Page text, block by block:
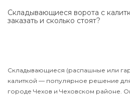
Складывающиеся ворота с
заказать и сколько стоят?
Складывающиеся (распашные или
калиткой — популярное решение
городе Чехов и Чеховском районе.